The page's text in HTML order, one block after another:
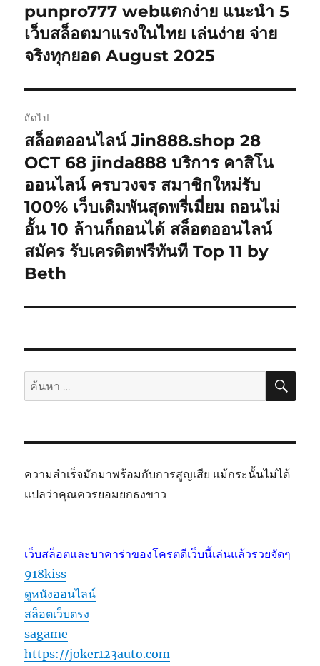
punpro777 webแตกง่าย แนะนำ 5
เว็บสล็อตมาแรงในไทย เล่นง่าย จ่าย
จริงทุกยอด August 2025
ถัดไป
เรื่อง
ต่อ
ไป:
สล็อตออนไลน์ Jin888.shop 28
OCT 68 jinda888 บริการ คาสิโน
ออนไลน์ ครบวงจร สมาชิกใหม่รับ
100% เว็บเดิมพันสุดพรี่เมี่ยม ถอนไม่
อั้น 10 ล้านก็ถอนได้ สล็อตออนไลน์
สมัคร รับเครดิตฟรีทันที Top 11 by
Beth
ค้นหา: ค้น
ความสำเร็จมักมาพร้อมกับการสูญเสีย แม้กระนั้นไม่ได้
แปลว่าคุณควรยอมยกธงขาว
เว็บสล็อตและบาคาร่าของโครตดีเว็บนี้เล่นแล้วรวยจัดๆ
918kiss
ดูหนังออนไลน์
สล็อตเว็บตรง
sagame
https://joker123auto.com